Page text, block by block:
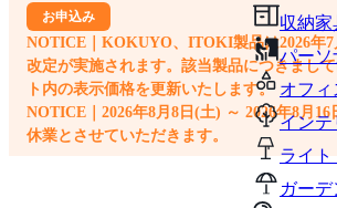
収納家
パーソ
オフ
イン
ライト
ガー
お申込み
NOTICE｜KOKUYO、ITOKI製品は2026年7
改定が実施されます。該当製品につきまし
ト内の表示価格を更新いたします。
NOTICE｜2026年8月8日(土) ～ 2026年8月
休業とさせていただきます。